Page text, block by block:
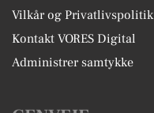
Vilkår og Privatlivspolitik
Kontakt VORES Digital
Administrer samtykke